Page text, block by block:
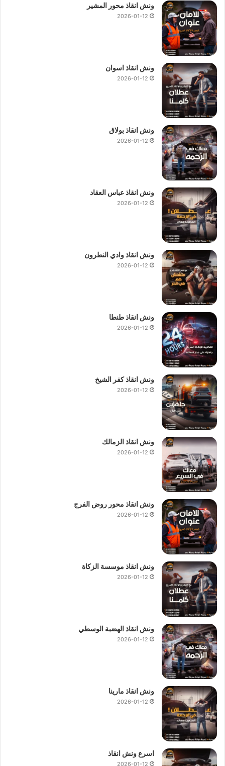
ونش انقاذ محور المشير
2026-01-12
ونش انقاذ اسوان
2026-01-12
ونش انقاذ بولاق
2026-01-12
ونش انقاذ عباس العقاد
2026-01-12
ونش انقاذ وادي النطرون
2026-01-12
ونش انقاذ طنطا
2026-01-12
ونش انقاذ كفر الشيخ
2026-01-12
ونش انقاذ الزمالك
2026-01-12
ونش انقاذ محور روض الفرج
2026-01-12
ونش انقاذ موسسة الزكاة
2026-01-12
ونش انقاذ الهضبة الوسطي
2026-01-12
ونش انقاذ مارينا
2026-01-12
اسرع ونش انقاذ
2026-01-12